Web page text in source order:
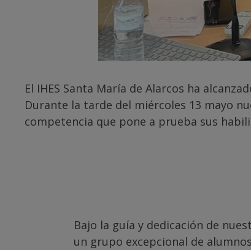
El IHES Santa María de Alarcos ha
Durante la tarde del miércoles 13 mayo
competencia que pone a prueba sus
Bajo la guía y dedicación de
un grupo excepcional de